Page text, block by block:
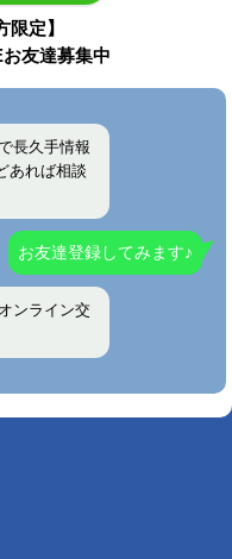
限定】
友達募集中
長久手情報
あれば相談
お友達登録してみます♪
ンライン交